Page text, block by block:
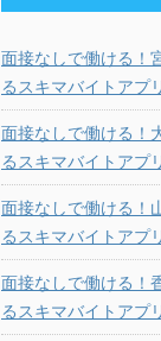
面接なしで働ける！
るスキマバイトアプ
面接なしで働ける！
るスキマバイトアプ
面接なしで働ける！
るスキマバイトアプ
面接なしで働ける！
るスキマバイトアプ